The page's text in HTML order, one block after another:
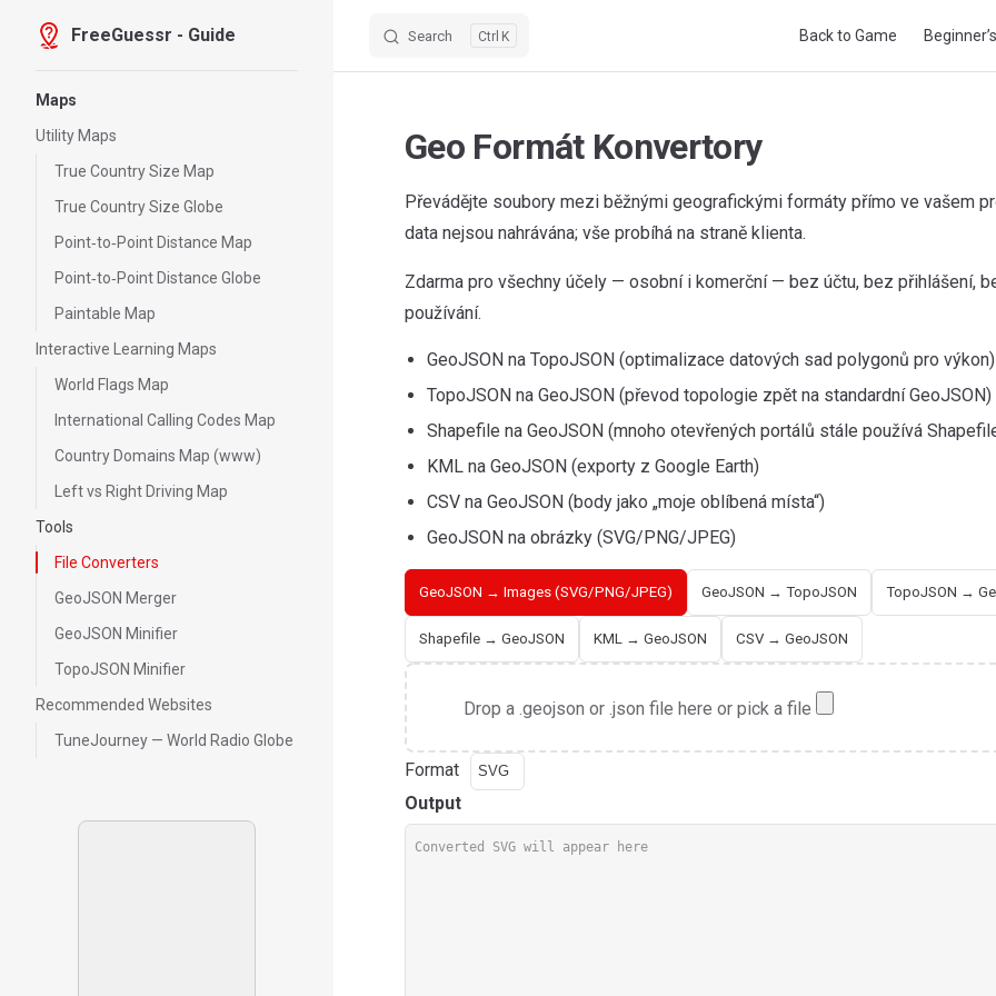
Skip to content
FreeGuessr - Guide Search K Back to Game
Maps
Utility Maps
True Country Size Map
True Country Size Globe
Point‑to‑Point Distance Map
Point‑to‑Point Distance Globe
Paintable Map
Interactive Learning Maps
World Flags Map
International Calling Codes Map
Country Domains Map (www)
Left vs Right Driving Map
Tools
File Converters
GeoJSON Merger
GeoJSON Minifier
TopoJSON Minifier
Recommended Websites
TuneJourney — World Radio Globe
Geo Formát Konvertory
Převádějte soubory mezi běžnými geografickými formáty přímo ve vašem
data nejsou nahrávána; vše probíhá na straně klienta.
Zdarma pro všechny účely — osobní i komerční — bez účtu, bez přihlášení,
používání.
GeoJSON na TopoJSON (optimalizace datových sad polygonů pro výkon)
TopoJSON na GeoJSON (převod topologie zpět na standardní GeoJSON)
Shapefile na GeoJSON (mnoho otevřených portálů stále používá
KML na GeoJSON (exporty z Google Earth)
CSV na GeoJSON (body jako „moje oblíbená místa“)
GeoJSON na obrázky (SVG/PNG/JPEG)
GeoJSON → Images (SVG/PNG/JPEG) GeoJSON → TopoJSON TopoJSON →
Shapefile → GeoJSON KML → GeoJSON CSV → GeoJSON
Drop a .geojson or .json file here or pick a file
Format
Output